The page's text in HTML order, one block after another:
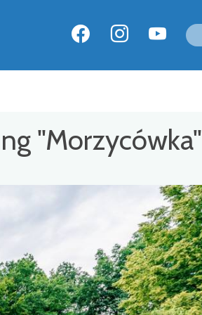
"Morzycówka"